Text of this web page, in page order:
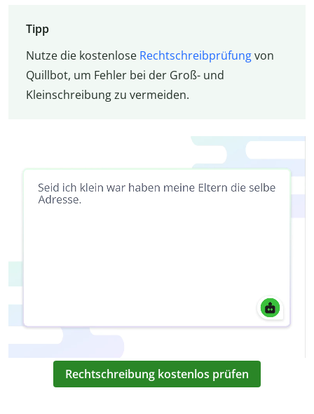
Tipp
Nutze die kostenlose Rechtschreibprüfungvon
Quillbot, um Fehler bei der Groß- und
Kleinschreibung zu vermeiden.
Rechtschreibung kostenlos prüfen